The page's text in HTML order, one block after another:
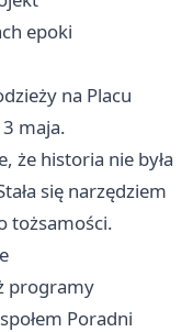
epoki
na Placu
maja.
że historia nie była
się narzędziem
tożsamości.
programy
Poradni